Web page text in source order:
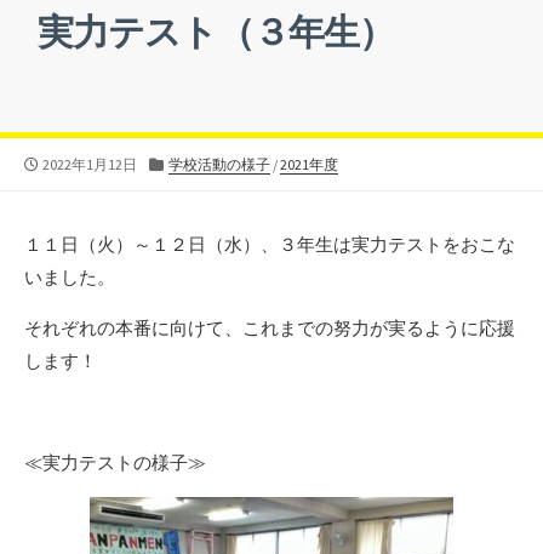
実力テスト（３年生）
公
2022年1月12日
カ
ー
学校活動の様子/2021年度
１１日（火）～１２日（水）、３年生は実力テストをおこな
いました。
それぞれの本番に向けて、これまでの努力が実るように応援
します！
≪実力テストの様子≫